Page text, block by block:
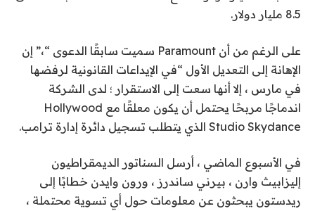
8.5 مليار دولار.
على الرغم من أن Paramount سميت سابقًا الدعوى “،” إن
الإهانة إلى التعديل الأول “في الإيداعات القانونية لرفضها
في مارس ، إلا أنها سعت إلى الاستقرار ؛ لدى الشركة
اندماجًا مربحًا يحتمل أن يكون معلقًا مع Hollywood
Studio Skydance الذي يتطلب تسجيل دائرة إدارة ترامب.
في الأسبوع الماضي ، أرسل السناتور الديمقراطيون
إليزابيث وارن ، بيرني ساندرز ، ورون وايدن خطابًا إلى
ريدستون يبحثون عن معلومات حول أي تسوية محتملة ،